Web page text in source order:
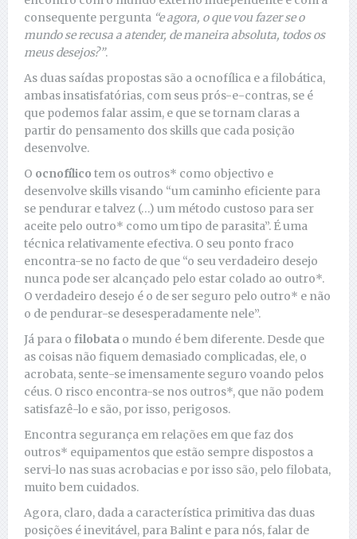
consequente pergunta “e agora, o que vou fazer se o
mundo se recusa a atender, de maneira absoluta, todos os
meus desejos?”.
As duas saídas propostas são a ocnofílica e a filobática,
ambas insatisfatórias, com seus prós-e-contras, se é
que podemos falar assim, e que se tornam claras a
partir do pensamento dos skills que cada posição
desenvolve.
O ocnofílico tem os outros* como objectivo e
desenvolve skills visando “um caminho eficiente para
se pendurar e talvez (…) um método custoso para ser
aceite pelo outro* como um tipo de parasita”. É uma
técnica relativamente efectiva. O seu ponto fraco
encontra-se no facto de que “o seu verdadeiro desejo
nunca pode ser alcançado pelo estar colado ao outro*.
O verdadeiro desejo é o de ser seguro pelo outro* e não
o de pendurar-se desesperadamente nele”.
Já para o filobata o mundo é bem diferente. Desde que
as coisas não fiquem demasiado complicadas, ele, o
acrobata, sente-se imensamente seguro voando pelos
céus. O risco encontra-se nos outros*, que não podem
satisfazê-lo e são, por isso, perigosos.
Encontra segurança em relações em que faz dos
outros* equipamentos que estão sempre dispostos a
servi-lo nas suas acrobacias e por isso são, pelo filobata,
muito bem cuidados.
Agora, claro, dada a característica primitiva das duas
posições é inevitável, para Balint e para nós, falar de